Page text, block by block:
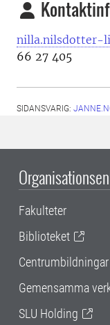
nilla.nilsdotter-
66 27 405
SIDANSVARIG:
Fakulteter
Biblioteket
Gemensamma
SLU Holding